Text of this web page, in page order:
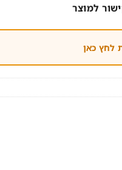
למוצר
לחץ כאן